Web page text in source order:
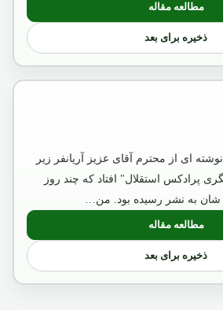
مطالعه مقاله: چگونگی انکشاف معارف عصری در کشور
ذخیره برای بعد
ای از محترم آقای عزیز آریانفر زیر
پرادکس استقلال" افتاد که چند روز
به نشر رسیده بود. من…
مطالعه مقاله
: آگست2018
ذخیره برای بعد